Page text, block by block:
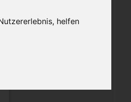
helfen